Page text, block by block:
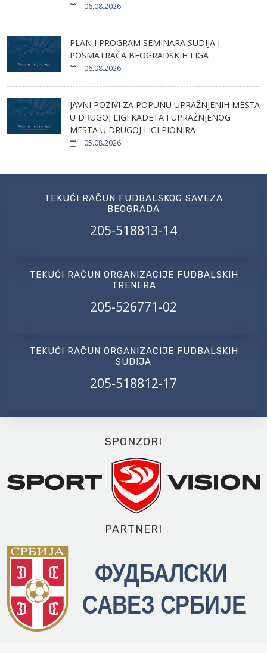
06.08.2026
PLAN I PROGRAM SEMINARA SUDIJA I
POSMATRAČA BEOGRADSKIH LIGA
06.08.2026
JAVNI POZIVI ZA POPUNU UPRAŽNJENIH MESTA
U DRUGOJ LIGI KADETA I UPRAŽNJENOG
MESTA U DRUGOJ LIGI PIONIRA
05.08.2026
TEKUĆI RAČUN FUDBALSKOG SAVEZA
BEOGRADA
205-518813-14
TEKUĆI RAČUN ORGANIZACIJE FUDBALSKIH
TRENERA
205-526771-02
TEKUĆI RAČUN ORGANIZACIJE FUDBALSKIH
SUDIJA
205-518812-17
SPONZORI
PARTNERI